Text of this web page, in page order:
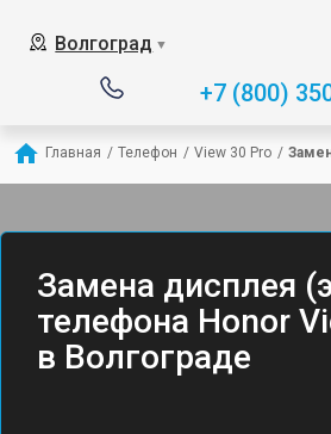
Волгоград ▼
+7 (800)
Главная / Телефон / View 30 Pro /
Замена дисплея
телефона Honor
в Волгограде